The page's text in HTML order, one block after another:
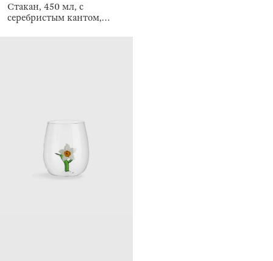
Стакан, 450 мл, с
серебристым кантом,